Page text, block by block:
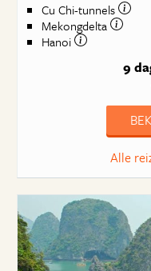
Cu Chi-tunnels
Mekongdelta
Hanoi
9
Alle